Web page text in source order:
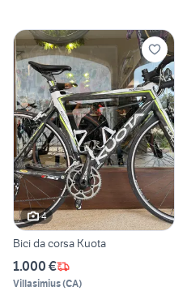
4
Bici da corsa Kuota
1.000 €
Villasimius(CA)